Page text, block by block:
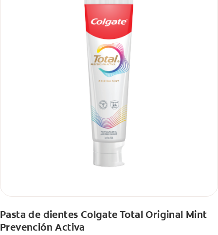
Pasta de dientes Colgate Total Original Mint
Prevención Activa